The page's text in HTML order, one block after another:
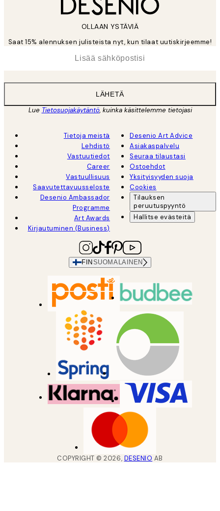
OLLAAN YSTÄVIÄ
Saat 15% alennuksen julisteista nyt, kun tilaat uutiskirjeemme!
LÄHETÄ
Lue Tietosuojakäytäntö, kuinka käsittelemme tietojasi
Tietoja meistä
Lehdistö
Vastuutiedot
Career
Vastuullisuus
Saavutettavuusseloste
Desenio Ambassador
Programme
Art Awards
Kirjautuminen (Business)
Desenio Art Advice
Asiakaspalvelu
Seuraa tilaustasi
Ostoehdot
Yksityisyyden suoja
Cookies
Tilauksen
peruutuspyyntö
Hallitse evästeitä
FIN SUOMALAINEN
COPYRIGHT ©2026, DESENIO AB